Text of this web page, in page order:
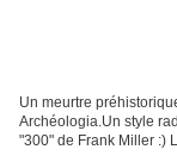
Un meurtre
Archéologia.Un style
"300" de Frank Miller :)